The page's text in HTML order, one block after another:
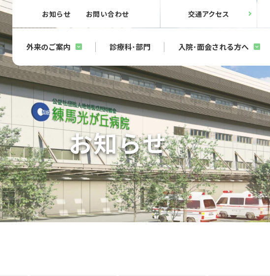
お知らせ お問い合わせ 交通アクセス
外来のご案内 診療科･部門 入院･面会される方へ
お知らせ